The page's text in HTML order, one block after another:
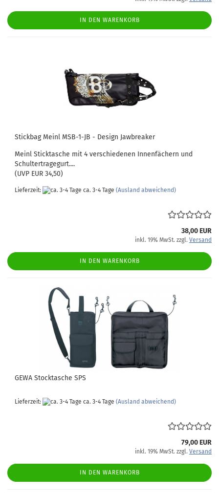
IN DEN WARENKORB
Stickbag Meinl MSB-1-JB - Design Jawbreaker
Meinl Sticktasche mit 4 verschiedenen Innenfächern und
Schultertragegurt....
(UVP EUR 34,50)
Lieferzeit: ca. 3-4 Tage (Ausland abweichend)
38,00 EUR
inkl. 19% MwSt. zzgl. Versand
IN DEN WARENKORB
GEWA Stocktasche SPS
Lieferzeit: ca. 3-4 Tage (Ausland abweichend)
79,00 EUR
inkl. 19% MwSt. zzgl. Versand
IN DEN WARENKORB